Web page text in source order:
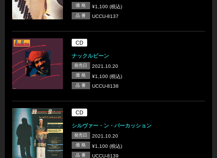
価 格 ¥1,100 (税込)
品 番 UCCU-8137
CD
ナックルビーン
発売日 2021.10.20
価 格 ¥1,100 (税込)
品 番 UCCU-8138
CD
シルヴァー・ン・パーカッション
発売日 2021.10.20
価 格 ¥1,100 (税込)
品 番 UCCU-8139